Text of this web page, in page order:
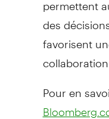
des
favorisent
collaboration.
Pour en